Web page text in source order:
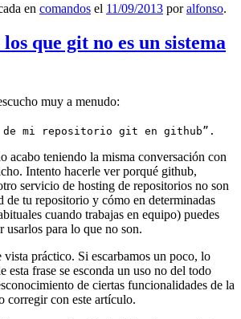
en comandos el 11/09/2013 poralfonso.
que git no es un sistema
muy a menudo:
de mi repositorio git en github”.
acabo teniendo la misma conversación con
Intento hacerle ver porqué github,
servicio de hosting de repositorios no son
de tu repositorio y cómo en determinadas
cuando trabajas en equipo) puedes
para lo que no son.
vista práctico. Si escarbamos un poco, lo
esta frase se esconda un uso no del todo
de ciertas funcionalidades de la
corregir con este artículo.